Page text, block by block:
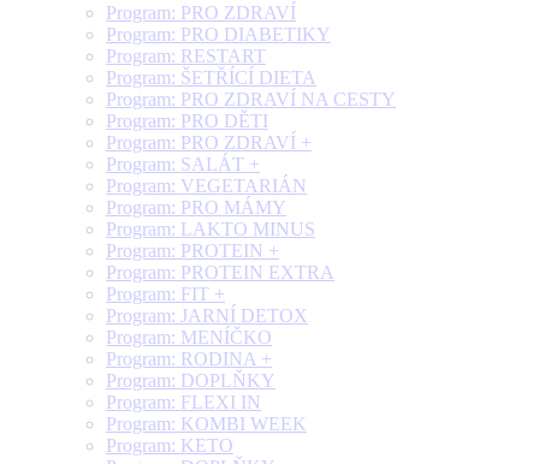
Program: PRO ZDRAVÍ
Program: PRO DIABETIKY
Program: RESTART
Program: ŠETŘÍCÍ DIETA
Program: PRO ZDRAVÍ NA CESTY
Program: PRO DĚTI
Program: PRO ZDRAVÍ +
Program: SALÁT +
Program: VEGETARIÁN
Program: PRO MÁMY
Program: LAKTO MINUS
Program: PROTEIN +
Program: PROTEIN EXTRA
Program: FIT +
Program: JARNÍ DETOX
Program: MENÍČKO
Program: RODINA +
Program: DOPLŇKY
Program: FLEXI IN
Program: KOMBI WEEK
Program: KETO